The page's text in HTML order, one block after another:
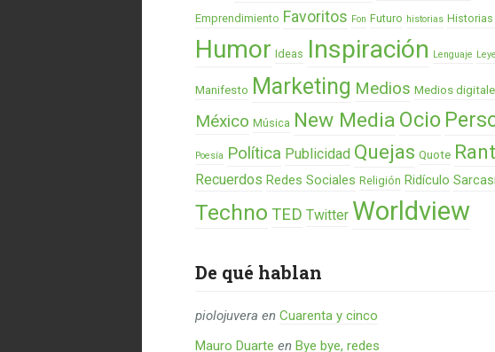
Emprendimiento Favoritos Fon Futuro historias
Humor Ideas Inspiración Lenguaje
Manifesto Marketing Medios Medios
México Música New Media Ocio
Poesía Política Publicidad Quejas Quote Rant
Recuerdos Redes Sociales Religión Ridículo
Techno TED Twitter Worldview
De qué hablan
piolojuvera en Cuarenta y cinco
Mauro Duarte en Bye bye, redes